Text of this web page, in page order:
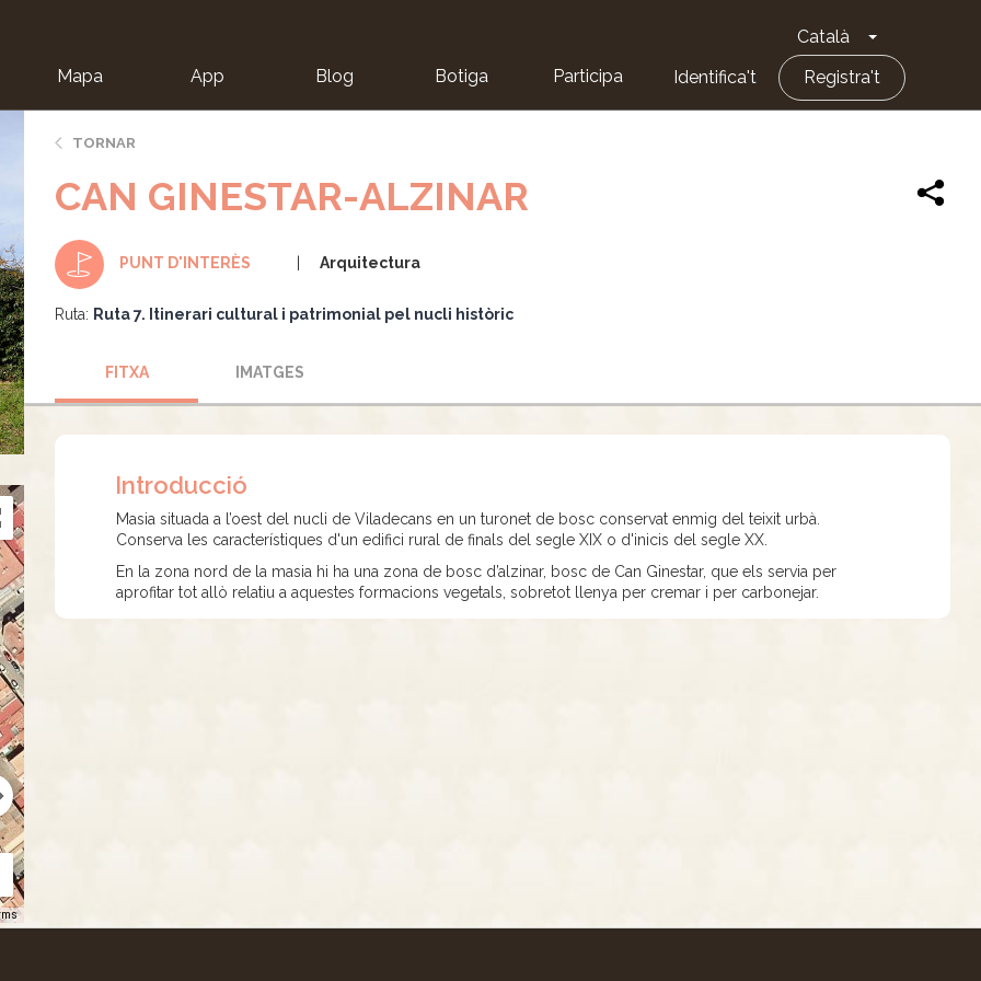
Català Toggle
Mapa App Blog Botiga Participa Identifica't Registra't
TORNAR
CAN GINESTAR-ALZINAR
PUNT D'INTERÈS Arquitectura
Ruta: Ruta 7. Itinerari cultural i patrimonial pel nucli històric
FITXA IMATGES
Introducció
Masia situada a l’oest del nucli de Viladecans en un turonet de bosc conservat enmig del teixit urbà.
Conserva les característiques d'un edifici rural de finals del segle XIX o d'inicis del segle XX.
En la zona nord de la masia hi ha una zona de bosc d’alzinar, bosc de Can Ginestar, que els servia per
aprofitar tot allò relatiu a aquestes formacions vegetals, sobretot llenya per cremar i per carbonejar.